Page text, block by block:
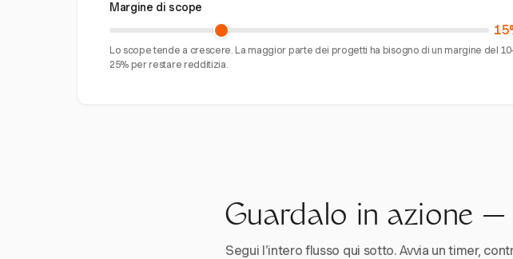
Margine di scope
Lo scope tende a crescere. La maggior parte dei progetti ha bisogno di un margine del
25% per restare redditizia.
Guardalo in azione —
Segui l'intero flusso qui sotto. Avvia un timer,